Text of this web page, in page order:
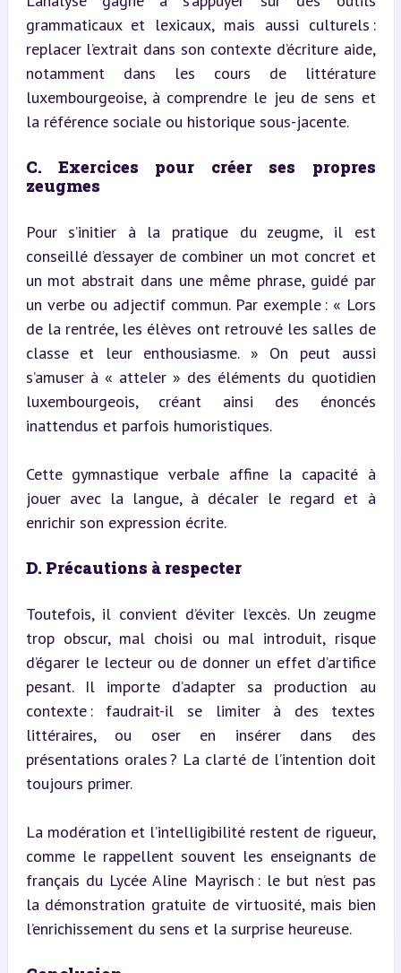
grammaticaux et lexicaux, mais aussi culturels :
replacer l’extrait dans son contexte d’écriture aide,
notamment dans les cours de littérature
luxembourgeoise, à comprendre le jeu de sens et
la référence sociale ou historique sous-jacente.
C. Exercices pour créer ses propres
zeugmes
Pour s’initier à la pratique du zeugme, il est
conseillé d’essayer de combiner un mot concret et
un mot abstrait dans une même phrase, guidé par
un verbe ou adjectif commun. Par exemple : « Lors
de la rentrée, les élèves ont retrouvé les salles de
classe et leur enthousiasme. » On peut aussi
s’amuser à « atteler » des éléments du quotidien
luxembourgeois, créant ainsi des énoncés
inattendus et parfois humoristiques.
Cette gymnastique verbale affine la capacité à
jouer avec la langue, à décaler le regard et à
enrichir son expression écrite.
D. Précautions à respecter
Toutefois, il convient d’éviter l’excès. Un zeugme
trop obscur, mal choisi ou mal introduit, risque
d’égarer le lecteur ou de donner un effet d’artifice
pesant. Il importe d’adapter sa production au
contexte : faudrait-il se limiter à des textes
littéraires, ou oser en insérer dans des
présentations orales ? La clarté de l’intention doit
toujours primer.
La modération et l’intelligibilité restent de rigueur,
comme le rappellent souvent les enseignants de
français du Lycée Aline Mayrisch : le but n’est pas
la démonstration gratuite de virtuosité, mais bien
l’enrichissement du sens et la surprise heureuse.